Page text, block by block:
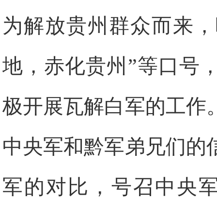
为解放贵州群众而来
地，赤化贵州”等口号
极开展瓦解白军的工作
中央军和黔军弟兄们的
军的对比，号召中央